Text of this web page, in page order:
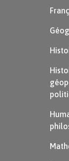
En
aspect
commence.
prendre le
dans
les temps